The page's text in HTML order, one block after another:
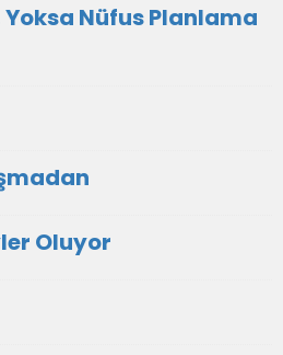
Yoksa Nüfus Planlama
Oluyor